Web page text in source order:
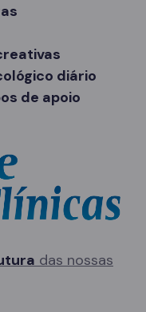
diário
de apoio
das nossas